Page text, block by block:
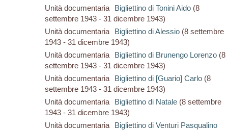
Unità documentaria
Bigliettino di Tonini Aido(8
settembre 1943 - 31 dicembre 1943)
Unità documentaria
Bigliettino di Alessio(8 settembre
1943 - 31 dicembre 1943)
Unità documentaria
Bigliettino di Brunengo Lorenzo(8
settembre 1943 - 31 dicembre 1943)
Unità documentaria
Bigliettino di [Guario] Carlo(8
settembre 1943 - 31 dicembre 1943)
Unità documentaria
Bigliettino di Natale(8 settembre
1943 - 31 dicembre 1943)
Unità documentaria
Bigliettino di Venturi Pasqualino